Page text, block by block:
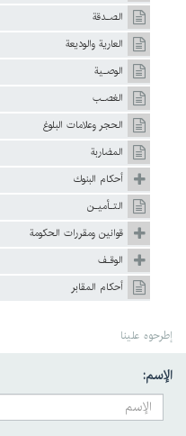
الصـدقة
العارية والوديعة
الوصـية
الغصـب
الحجر وعلامات البلوغ
المضاربة
أحکام البنوك
التـأميـن
قوانين ومقررات الحکومة
الوقـف
أحكام المقابر
إطرحوه علينا
الإسم: